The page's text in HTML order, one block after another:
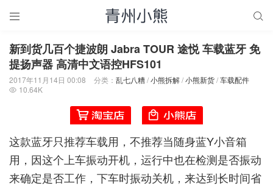
 
新到货几百个捷波朗 Jabra TOUR 途悦 车载蓝牙 免
提扬声器 高清中文语控HFS101
2017年11月14日 00:08 分类： 乱七八糟/小熊拆解/小熊新货/车载配件
 10.64K
这款蓝牙只推荐车载用，不推荐当随身蓝Y小音箱
用，因这个上车振动开机，运行中也在检测是否振动
来确定是否工作，下车时振动关机，来达到长时间省